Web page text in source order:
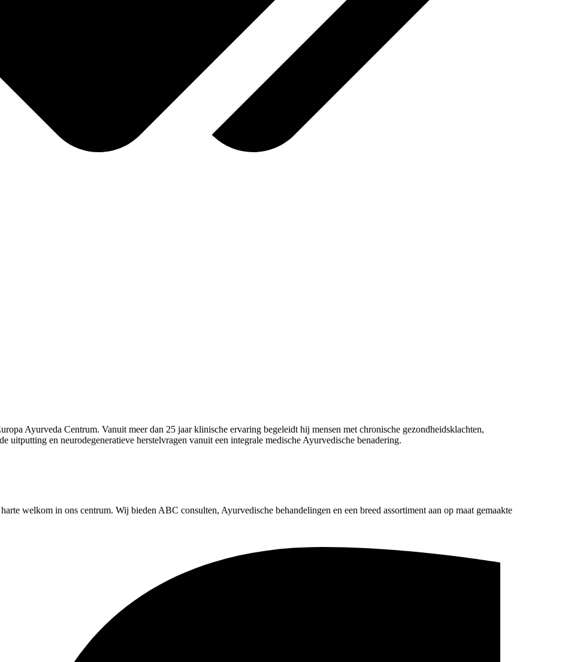
Ayurveda Centrum. Vanuit meer dan 25 jaar klinische ervaring begeleidt hij mensen met chronische gezondheidsklachten,
uitputting en neurodegeneratieve herstelvragen vanuit een integrale medische Ayurvedische benadering.
welkom in ons centrum. Wij bieden ABC consulten, Ayurvedische behandelingen en een breed assortiment aan op maat gemaakte